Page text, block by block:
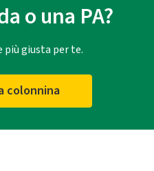
o una PA?
più giusta per te.
colonnina